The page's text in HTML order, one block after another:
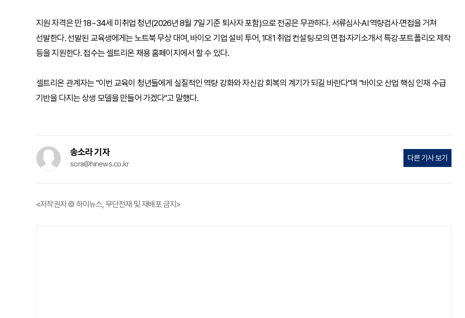
지원 자격은 만 18~34세 미취업 청년(2026년 8월 7일 기준 퇴사자 포함)으로 전공은 무관하다. 서류심사·AI 역량검사·면접을 거쳐
선발한다. 선발된 교육생에게는 노트북 무상 대여, 바이오 기업 설비 투어, 1대1 취업 컨설팅·모의 면접·자기소개서 특강·포트폴리오 제작
등을 지원한다. 접수는 셀트리온 채용 홈페이지에서 할 수 있다.
셀트리온 관계자는 "이번 교육이 청년들에게 실질적인 역량 강화와 자신감 회복의 계기가 되길 바란다"며 "바이오 산업 핵심 인재 수급
기반을 다지는 상생 모델을 만들어 가겠다"고 말했다.
송소라 기자
sora@hinews.co.kr
다른 기사 보기
<저작권자 © 하이뉴스, 무단전재 및 재배포 금지>